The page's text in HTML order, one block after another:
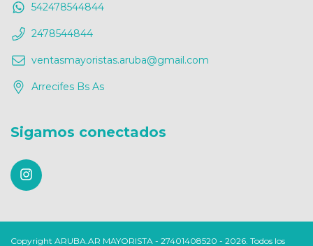
542478544844
2478544844
ventasmayoristas.aruba@gmail.com
Arrecifes Bs As
Sigamos conectados
Copyright ARUBA.AR MAYORISTA - 27401408520 - 2026. Todos los